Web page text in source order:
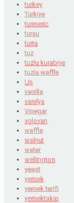
turkey
Türkiye
turmeric
turşu
turta
tuz
tuzlu kurabiye
tuzlu waffle
Un
vanilla
vanilya
Vinegar
volovan
waffle
walnut
water
wellington
yeast
yemek
yemek tarifi
yemektakip